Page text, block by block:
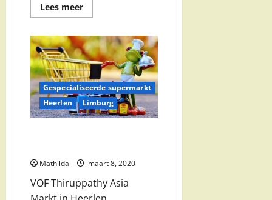
Lees meerLees
meer
Linders
B.V.
in
Heerlen
Gespecialiseerde supermarkt
Heerlen
Limburg
Mathilda maart 8, 2020
VOF Thiruppathy Asia